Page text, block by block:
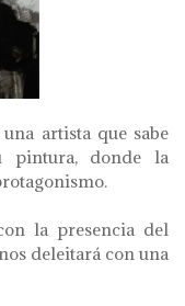
artista que sabe
pintura, donde la
la presencia del
deleitará con una